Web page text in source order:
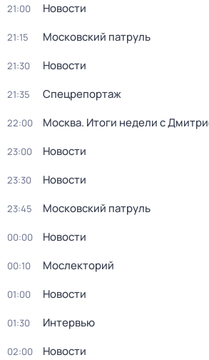
21:00 Новости
21:15 Московский патруль
21:30 Новости
21:35 Спецрепортаж
22:00 Москва. Итоги недели с
23:00 Новости
23:30 Новости
23:45 Московский патруль
00:00 Новости
00:10 Мослекторий
01:00 Новости
01:30 Интервью
02:00 Новости